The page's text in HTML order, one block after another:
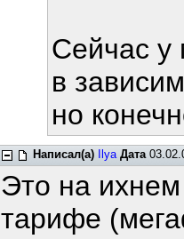
Сейчас у
в
но
Написал(а) Ilya Дата
Это на
тарифе